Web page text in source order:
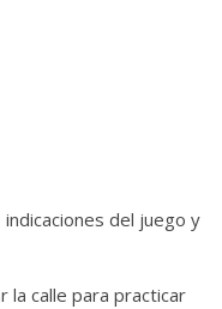
del juego y
la calle para practicar